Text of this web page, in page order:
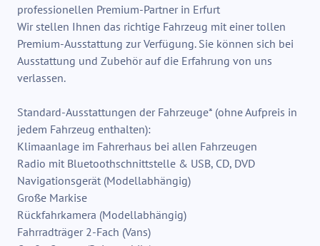
professionellen Premium-Partner in Erfurt
​ Wir stellen Ihnen das richtige Fahrzeug mit einer tollen
Premium-Ausstattung zur Verfügung. Sie können sich bei
Ausstattung und Zubehör auf die Erfahrung von uns
verlassen.
Standard-Ausstattungen der Fahrzeuge* (ohne Aufpreis in
jedem Fahrzeug enthalten):
Klimaanlage im Fahrerhaus bei allen Fahrzeugen
Radio mit Bluetoothschnittstelle & USB, CD, DVD
Navigationsgerät (Modellabhängig)
Große Markise
Rückfahrkamera (Modellabhängig)
Fahrradträger 2-Fach (Vans)